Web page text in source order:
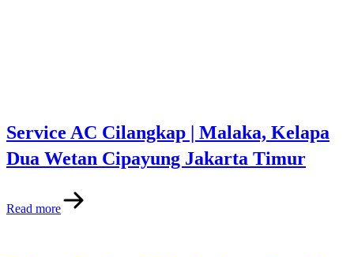
Service AC Cilangkap | Malaka, Kelapa
Dua Wetan Cipayung Jakarta Timur
Read more